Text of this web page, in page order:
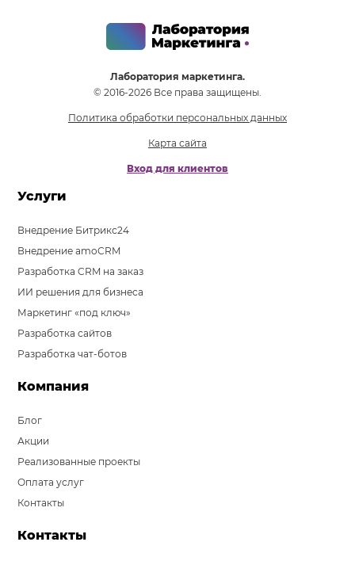
Лаборатория маркетинга.
© 2016-2026 Все права защищены.
Политика обработки персональных данных
Карта сайта
Вход для клиентов
Услуги
Внедрение Битрикс24
Внедрение amoCRM
Разработка CRM на заказ
ИИ решения для бизнеса
Маркетинг «под ключ»
Разработка сайтов
Разработка чат-ботов
Компания
Блог
Акции
Реализованные проекты
Оплата услуг
Контакты
Контакты